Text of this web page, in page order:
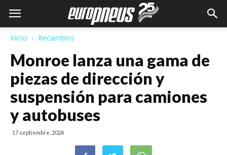
Inicio Recambios
Monroe lanza una gama de
piezas de dirección y
suspensión para camiones
y autobuses
17 septiembre, 2024